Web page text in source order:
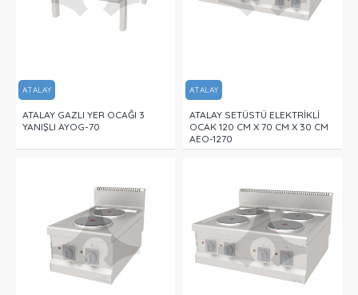
ATALAY
ATALAY GAZLI YER OCAĞI 3
YANIŞLI AYOG-70
ATALAY
ATALAY SETÜSTÜ ELEKTRİKLİ
OCAK 120 CM X 70 CM X 30 CM
AEO-1270